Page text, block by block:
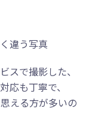
違う写真
スで撮影した、
応も丁寧で、
える方が多いの